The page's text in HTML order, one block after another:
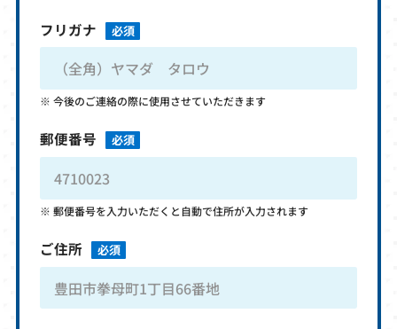
フリガナ 必須
今後のご連絡の際に使用させていただきます
郵便番号 必須
郵便番号を入力いただくと自動で住所が入力されます
ご住所 必須